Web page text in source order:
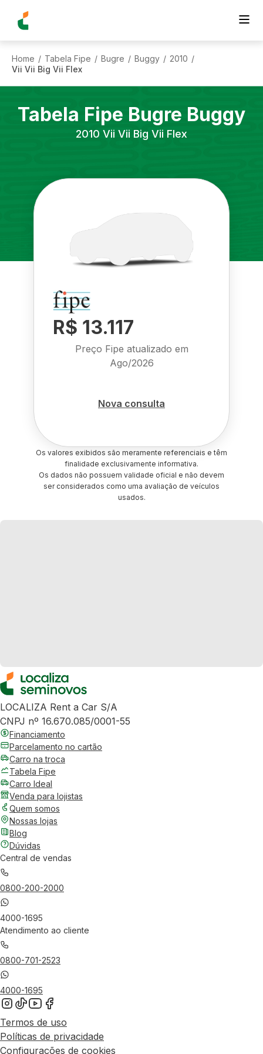
Home / Tabela Fipe / Bugre / Buggy / 2010 /
Vii Vii Big Vii Flex
Tabela Fipe Bugre Buggy
2010 Vii Vii Big Vii Flex
R$ 13.117
Preço Fipe atualizado em
Ago/2026
Nova consulta
Os valores exibidos são meramente referenciais e têm
finalidade exclusivamente informativa.
Os dados não possuem validade oficial e não devem
ser considerados como uma avaliação de veículos
usados.
LOCALIZA Rent a Car S/A
CNPJ nº 16.670.085/0001-55
Financiamento
Parcelamento no cartão
Carro na troca
Tabela Fipe
Carro Ideal
Venda para lojistas
Quem somos
Nossas lojas
Blog
Dúvidas
Central de vendas
0800-200-2000
4000-1695
Atendimento ao cliente
0800-701-2523
4000-1695
Termos de uso
Políticas de privacidade
Configurações de cookies